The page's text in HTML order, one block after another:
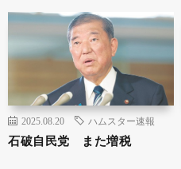
2025.08.20 ハムスター速報
石破自民党 また増税